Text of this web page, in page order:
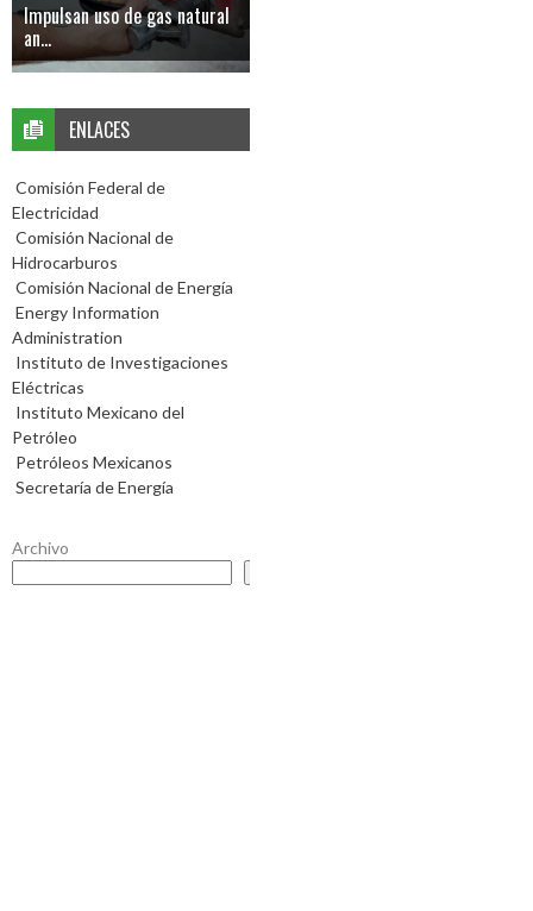
Impulsan uso de gas natural
an...
ENLACES
Comisión Federal de
Electricidad
Comisión Nacional de
Hidrocarburos
Comisión Nacional de Energía
Energy Information
Administration
Instituto de Investigaciones
Eléctricas
Instituto Mexicano del
Petróleo
Petróleos Mexicanos
Secretaría de Energía
Archivo